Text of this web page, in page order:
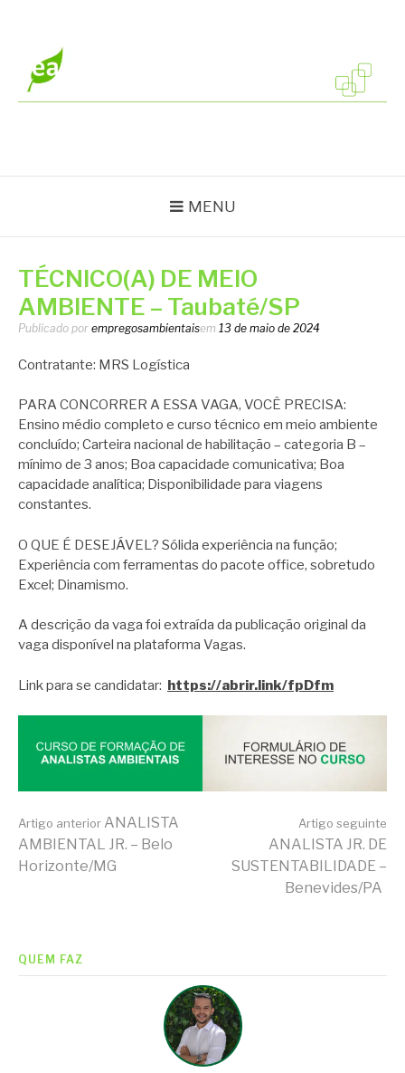
conteúdo
MENU
TÉCNICO(A) DE MEIO
AMBIENTE – Taubaté/SP
Publicado por empregosambientaisem 13 de maio de 2024
Contratante: MRS Logística
PARA CONCORRER A ESSA VAGA, VOCÊ PRECISA:
Ensino médio completo e curso técnico em meio ambiente
concluído; Carteira nacional de habilitação – categoria B –
mínimo de 3 anos; Boa capacidade comunicativa; Boa
capacidade analítica; Disponibilidade para viagens
constantes.
O QUE É DESEJÁVEL? Sólida experiência na função;
Experiência com ferramentas do pacote office, sobretudo
Excel; Dinamismo.
A descrição da vaga foi extraída da publicação original da
vaga disponível na plataforma Vagas.
Link para se candidatar: https://abrir.link/fpDfm
Continue
Artigo anterior ANALISTA
AMBIENTAL JR. – Belo
Horizonte/MG
Artigo seguinte
ANALISTA JR. DE
SUSTENTABILIDADE –
Benevides/PA
QUEM FAZ